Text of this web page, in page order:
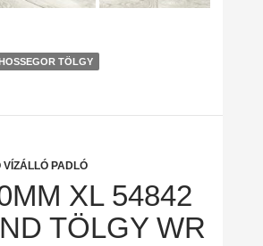
HOSSEGOR TÖLGY
VÍZÁLLÓ PADLÓ
XL 54842
TÖLGY WR